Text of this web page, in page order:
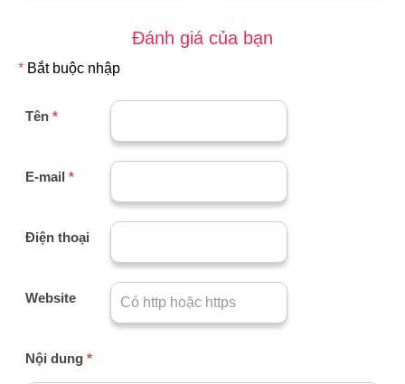
Đánh giá của bạn
* Bắt buộc nhập
Tên *
E-mail *
Điện thoại
Website
Nội dung *